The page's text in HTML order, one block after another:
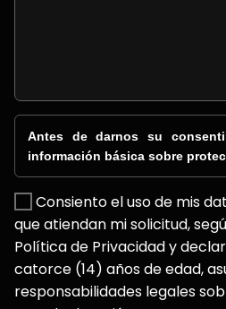
Antes de darnos su
información básica sobre
Consiento el uso de mis
que atiendan mi solicitud,
Política de Privacidad y
catorce (14) años de edad,
responsabilidades legales